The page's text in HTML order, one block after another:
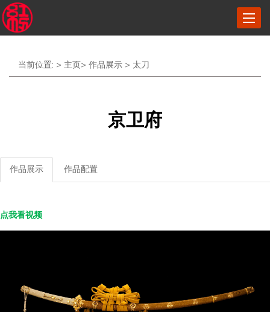
菜
单
当前位置: > 主页> 作品展示 > 太刀
京卫府
作品展示 作品配置
点我看视频